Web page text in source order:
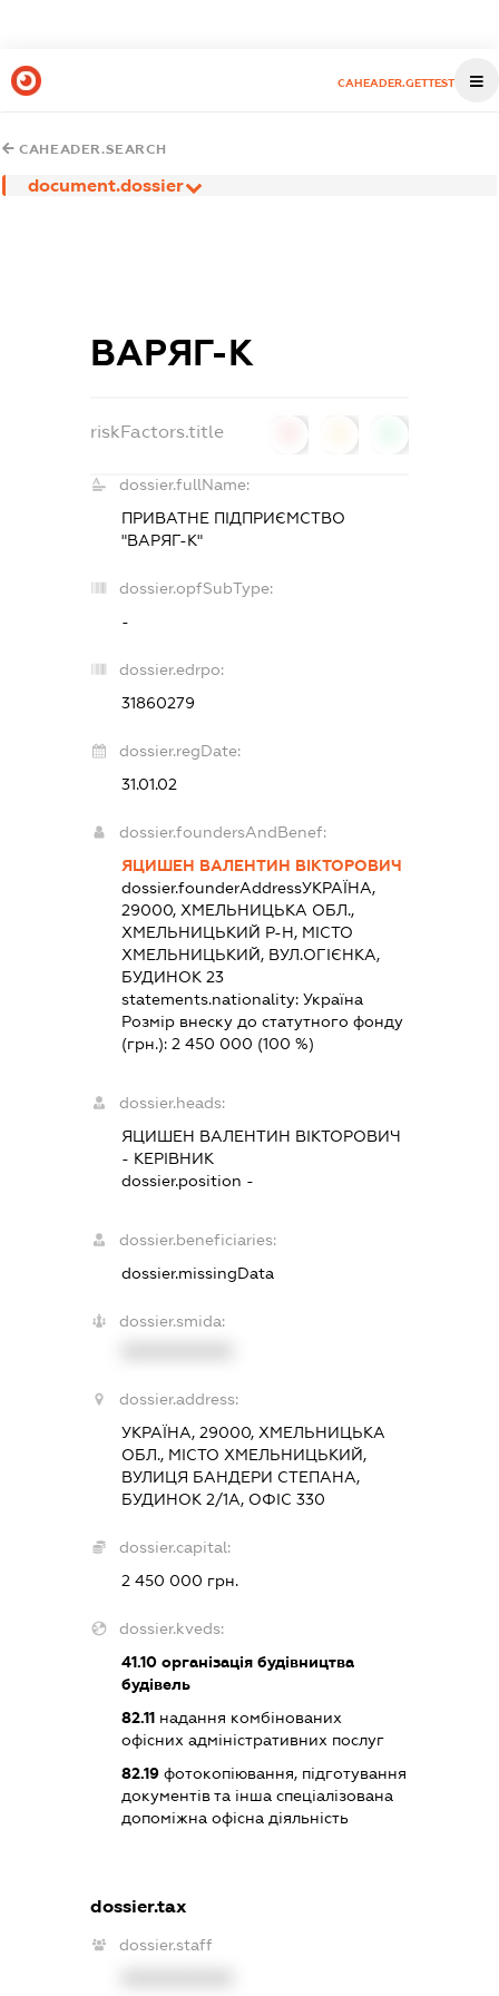
CAHEADER.GETTEST
CAHEADER.SEARCH
document.dossier
ВАРЯГ-К
riskFactors.title
dossier.fullName:
ПРИВАТНЕ ПІДПРИЄМСТВО
"ВАРЯГ-К"
dossier.opfSubType:
-
dossier.edrpo:
31860279
dossier.regDate:
31.01.02
dossier.foundersAndBenef:
ЯЦИШЕН ВАЛЕНТИН ВІКТОРОВИЧ
dossier.founderAddressУКРАЇНА,
29000, ХМЕЛЬНИЦЬКА ОБЛ.,
ХМЕЛЬНИЦЬКИЙ Р-Н, МІСТО
ХМЕЛЬНИЦЬКИЙ, ВУЛ.ОГІЄНКА,
БУДИНОК 23
statements.nationality:Україна
Розмір внеску до статутного фонду
(грн.):2 450 000 (100 %)
dossier.heads:
ЯЦИШЕН ВАЛЕНТИН ВІКТОРОВИЧ
- КЕРІВНИК
dossier.position -
dossier.beneficiaries:
dossier.missingData
dossier.smida:
dossier.address:
УКРАЇНА, 29000, ХМЕЛЬНИЦЬКА
ОБЛ., МІСТО ХМЕЛЬНИЦЬКИЙ,
ВУЛИЦЯ БАНДЕРИ СТЕПАНА,
БУДИНОК 2/1А, ОФІС 330
dossier.capital:
2 450 000 грн.
dossier.kveds:
41.10 організація будівництва
будівель
82.11 надання комбінованих
офісних адміністративних послуг
82.19 фотокопіювання, підготування
документів та інша спеціалізована
допоміжна офісна діяльність
dossier.tax
dossier.staff